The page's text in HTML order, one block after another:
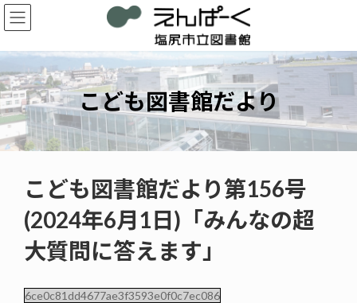
コ
ン
ン
ツ
へ
ス
キ
ッ
プ
ナ
ビ
ー
シ
ョ
ン
に
移
動
こども図書館だより
こども図書館だより第156号
(2024年6月1日)「みんなの超
大質問に答えます」
6ce0c81dd4677ae3f3593e0f0c7ec086